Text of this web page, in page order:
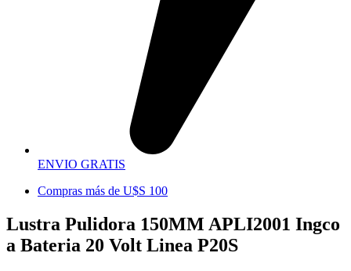
ENVIO GRATIS
Compras más de U$S 100
Lustra Pulidora 150MM APLI2001 Ingco
a Bateria 20 Volt Linea P20S